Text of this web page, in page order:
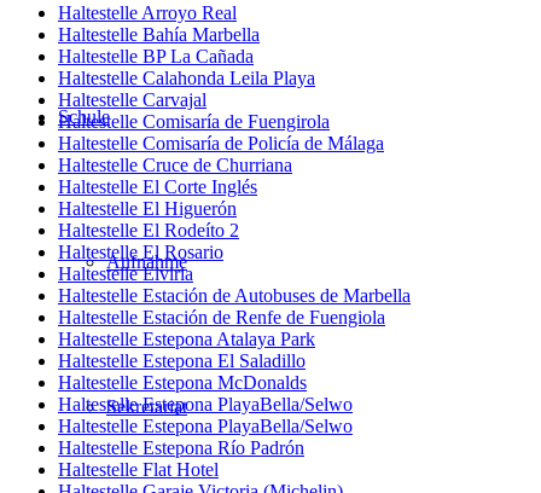
Schule
Aufnahme
Sekretariat
Haltestelle Arroyo Real
Haltestelle Bahía Marbella
Haltestelle BP La Cañada
Haltestelle Calahonda Leila Playa
Haltestelle Carvajal
Haltestelle Comisaría de Fuengirola
Haltestelle Comisaría de Policía de Málaga
Haltestelle Cruce de Churriana
Haltestelle El Corte Inglés
Haltestelle El Higuerón
Haltestelle El Rodeíto 2
Haltestelle El Rosario
Haltestelle Elviria
Haltestelle Estación de Autobuses de Marbella
Haltestelle Estación de Renfe de Fuengiola
Haltestelle Estepona Atalaya Park
Haltestelle Estepona El Saladillo
Haltestelle Estepona McDonalds
Haltestelle Estepona PlayaBella/Selwo
Haltestelle Estepona PlayaBella/Selwo
Haltestelle Estepona Río Padrón
Haltestelle Flat Hotel